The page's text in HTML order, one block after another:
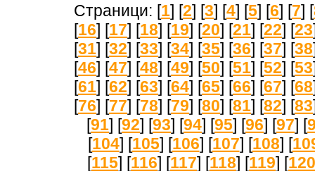
Страници: [1] [2] [3] [4] [5] [6] [7] [
[16] [17] [18] [19] [20] [21] [22] [23
[31] [32] [33] [34] [35] [36] [37] [38
[46] [47] [48] [49] [50] [51] [52] [53
[61] [62] [63] [64] [65] [66] [67] [68
[76] [77] [78] [79] [80] [81] [82] [83
[91] [92] [93] [94] [95] [96] [97] [
[104] [105] [106] [107] [108] [
[115] [116] [117] [118] [119] [120